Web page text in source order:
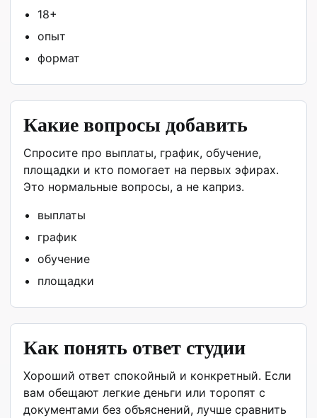
18+
опыт
формат
Какие вопросы добавить
Спросите про выплаты, график, обучение,
площадки и кто помогает на первых эфирах.
Это нормальные вопросы, а не каприз.
выплаты
график
обучение
площадки
Как понять ответ студии
Хороший ответ спокойный и конкретный. Если
вам обещают легкие деньги или торопят с
документами без объяснений, лучше сравнить